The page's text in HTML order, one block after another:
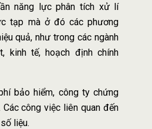
năng lực phân tích xử lí
tạp mà ở đó các phương
quả, như trong các ngành
kinh tế, hoạch định chính
bảo hiểm, công ty chứng
Các công việc liên quan đến
liệu.